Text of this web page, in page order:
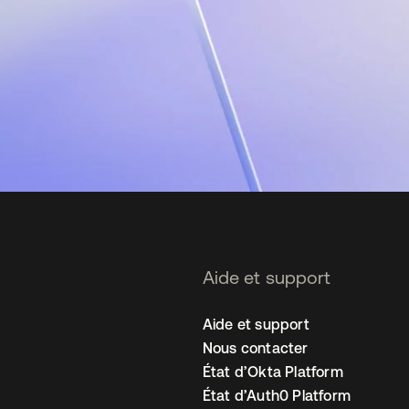
Aide et support
Aide et support
Nous contacter
État d’Okta Platform
État d’Auth0 Platform